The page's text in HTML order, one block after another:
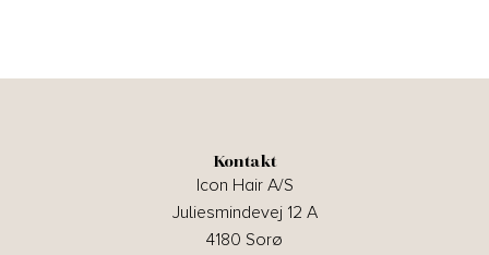
Kontakt
Icon Hair A/S
Juliesmindevej 12 A
4180 Sorø